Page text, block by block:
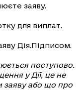
заяву.
для виплат.
Дія.Підписом.
поступово.
у Дії, це не
заяву або що про